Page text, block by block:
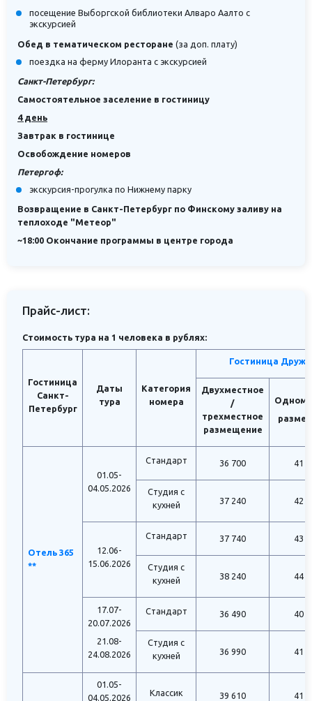
посещение Выборгской библиотеки Алваро Аалто с
экскурсией
Обед в тематическом ресторане (за доп. плату)
поездка на ферму Илоранта с экскурсией
Санкт-Петербург:
Самостоятельное заселение в гостиницу
4 день
Завтрак в гостинице
Освобождение номеров
Петергоф:
экскурсия-прогулка по Нижнему парку
Возвращение в Санкт-Петербург по Финскому заливу на
теплоходе "Метеор"
~18:00 Окончание программы в центре города
Прайс-лист:
Стоимость тура на 1 человека в рублях:
Гостиница
Санкт-
Петербург
Даты
тура
Категория
номера
Гостиница
Двухместное
/
трехместное
размещение
Отель 365
**
01.05-
04.05.2026
Стандарт 36 700 41
Студия с
кухней
37 240 42
12.06-
15.06.2026
Стандарт 37 740 43
Студия с
кухней
38 240 44
17.07-
20.07.2026
21.08-
24.08.2026
Стандарт 36 490 40
Студия с
кухней
36 990 41
01.05-
04.05.2026
Классик 39 610 41